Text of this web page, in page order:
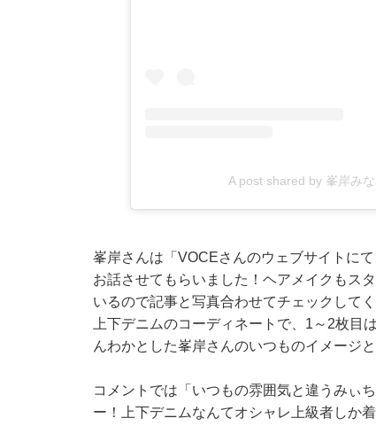
A post shared by 峯岸み
峯岸さんは「VOCEさんのウェブサイトに
お話させてもらいました！ヘアメイクもス
いるので記事と写真合わせてチェックして
上下デニムのコーディネートで、1～2枚目
んわかとした峯岸さんのいつものイメージ
コメントでは「いつもの雰囲気と違うみぃ
ー！上下デニムなんてオシャレ上級者しか